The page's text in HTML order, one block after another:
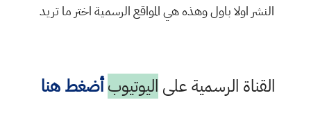
النشر اولا باول وهذه هي المواقع الرسمية اختر ما تريد
القناة الرسمية على اليوتيوب أضغط هنا